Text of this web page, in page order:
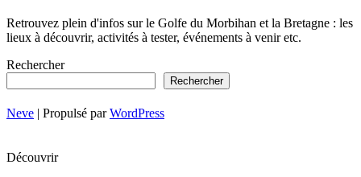
2026
dans
Morbihan
Retrouvez plein d'infos sur le Golfe du Morbihan et la Bretagne : les
lieux à découvrir, activités à tester, événements à venir etc.
Rechercher
Rechercher
Neve | Propulsé parWordPress
Découvrir